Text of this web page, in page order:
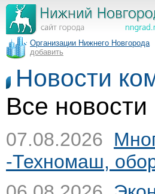
Организации Нижнего Новгорода
добавить
Новости
Все новости
07.08.2026
-Техномаш,